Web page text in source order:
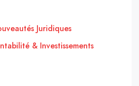
Juridiques
& Investissements